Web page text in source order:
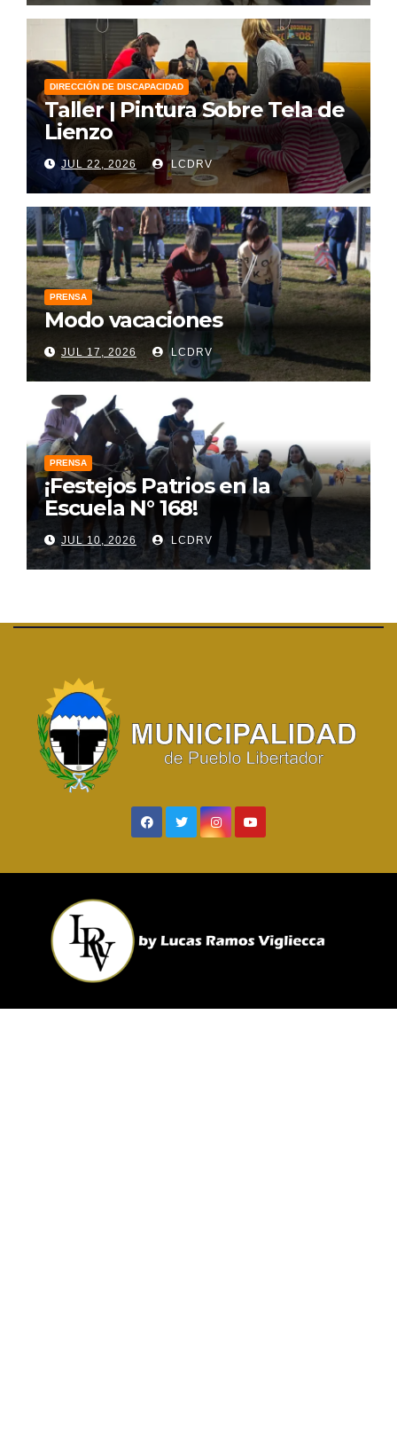
DIRECCIÓN DE DISCAPACIDAD
Taller | Pintura Sobre Tela de
Lienzo
JUL 22, 2026 LCDRV
PRENSA
Modo vacaciones
JUL 17, 2026 LCDRV
PRENSA
¡Festejos Patrios en la
Escuela N° 168!
JUL 10, 2026 LCDRV